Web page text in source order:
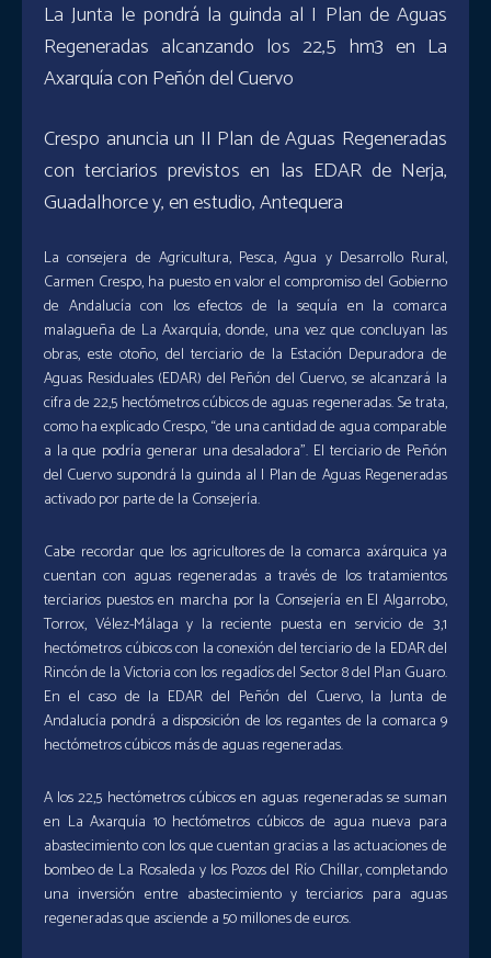
La Junta le pondrá la guinda al I Plan de Aguas
Regeneradas alcanzando los 22,5 hm3 en La
Axarquía con Peñón del Cuervo
Crespo anuncia un II Plan de Aguas Regeneradas
con terciarios previstos en las EDAR de Nerja,
Guadalhorce y, en estudio, Antequera
La consejera de Agricultura, Pesca, Agua y Desarrollo Rural,
Carmen Crespo, ha puesto en valor el compromiso del Gobierno
de Andalucía con los efectos de la sequía en la comarca
malagueña de La Axarquía, donde, una vez que concluyan las
obras, este otoño, del terciario de la Estación Depuradora de
Aguas Residuales (EDAR) del Peñón del Cuervo, se alcanzará la
cifra de 22,5 hectómetros cúbicos de aguas regeneradas. Se trata,
como ha explicado Crespo, “de una cantidad de agua comparable
a la que podría generar una desaladora”. El terciario de Peñón
del Cuervo supondrá la guinda al I Plan de Aguas Regeneradas
activado por parte de la Consejería.
Cabe recordar que los agricultores de la comarca axárquica ya
cuentan con aguas regeneradas a través de los tratamientos
terciarios puestos en marcha por la Consejería en El Algarrobo,
Torrox, Vélez-Málaga y la reciente puesta en servicio de 3,1
hectómetros cúbicos con la conexión del terciario de la EDAR del
Rincón de la Victoria con los regadíos del Sector 8 del Plan Guaro.
En el caso de la EDAR del Peñón del Cuervo, la Junta de
Andalucía pondrá a disposición de los regantes de la comarca 9
hectómetros cúbicos más de aguas regeneradas.
A los 22,5 hectómetros cúbicos en aguas regeneradas se suman
en La Axarquía 10 hectómetros cúbicos de agua nueva para
abastecimiento con los que cuentan gracias a las actuaciones de
bombeo de La Rosaleda y los Pozos del Río Chíllar, completando
una inversión entre abastecimiento y terciarios para aguas
regeneradas que asciende a 50 millones de euros.